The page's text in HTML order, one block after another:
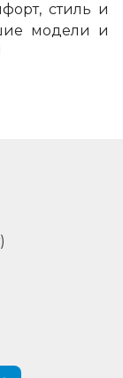
стиль и
модели и